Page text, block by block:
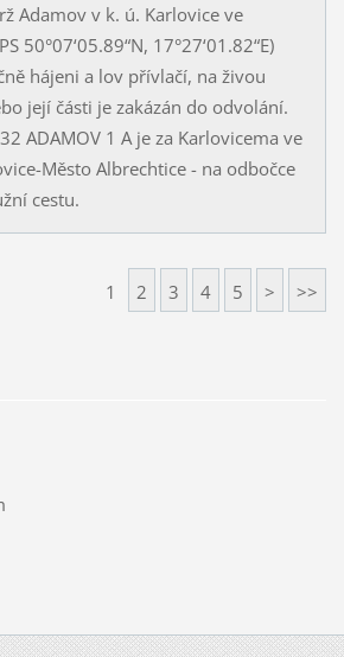
Adamov v k. ú. Karlovice ve
50°07‘05.89“N, 17°27‘01.82“E)
hájeni a lov přívlačí, na živou
její části je zakázán do odvolání.
ADAMOV 1 A je za Karlovicema ve
Město Albrechtice - na odbočce
cestu.
1 2 3 4 5 > >>